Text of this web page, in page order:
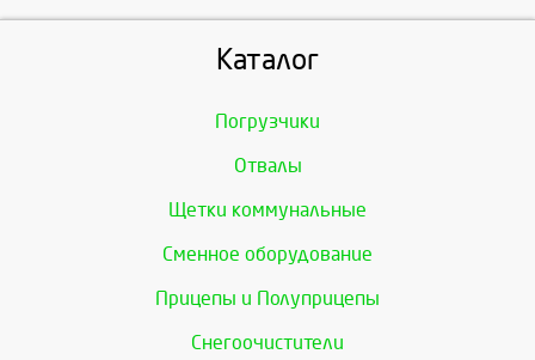
Каталог
Погрузчики
Отвалы
Щетки коммунальные
Сменное оборудование
Прицепы и Полуприцепы
Снегоочистители